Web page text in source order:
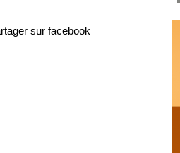
sur facebook